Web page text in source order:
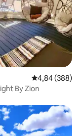
Gemiddelde
4,84 (388)
By Zion